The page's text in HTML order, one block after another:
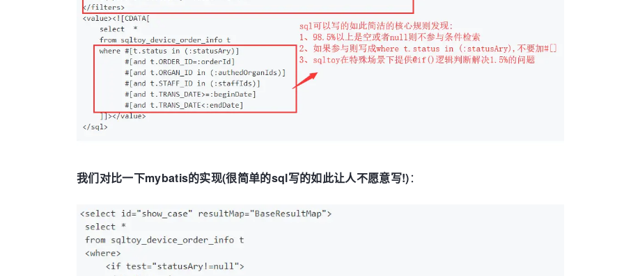
我们对比一下mybatis的实现(很简单的sql写的如此让人不愿意写!)：